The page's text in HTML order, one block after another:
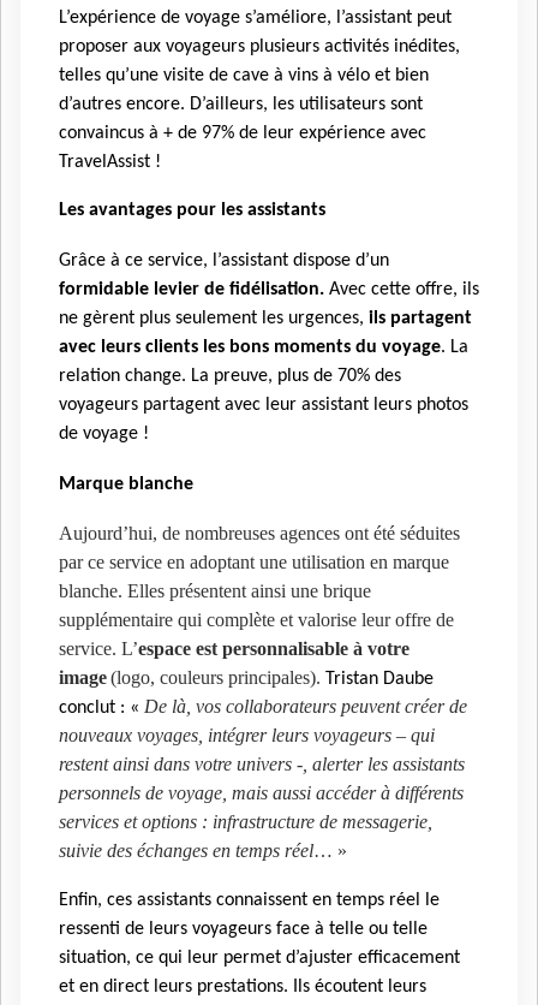
L’expérience de voyage s’améliore, l’assistant peut
proposer aux voyageurs plusieurs activités inédites,
telles qu’une visite de cave à vins à vélo et bien
d’autres encore. D’ailleurs, les utilisateurs sont
convaincus à + de 97% de leur expérience avec
TravelAssist !
Les avantages pour les assistants
Grâce à ce service, l’assistant dispose d’un
formidable levier de fidélisation. Avec cette offre, ils
ne gèrent plus seulement les urgences, ils partagent
avec leurs clients les bons moments du voyage. La
relation change. La preuve, plus de 70% des
voyageurs partagent avec leur assistant leurs photos
de voyage !
Marque blanche
Aujourd’hui, de nombreuses agences ont été séduites
par ce service en adoptant une utilisation en marque
blanche. Elles présentent ainsi une brique
supplémentaire qui complète et valorise leur offre de
service. L’espace est personnalisable à votre
image(logo, couleurs principales). Tristan Daube
conclut : « De là, vos collaborateurs peuvent créer de
nouveaux voyages, intégrer leurs voyageurs – qui
restent ainsi dans votre univers -, alerter les assistants
personnels de voyage, mais aussi accéder à différents
services et options : infrastructure de messagerie,
suivie des échanges en temps réel… »
Enfin, ces assistants connaissent en temps réel le
ressenti de leurs voyageurs face à telle ou telle
situation, ce qui leur permet d’ajuster efficacement
et en direct leurs prestations. Ils écoutent leurs